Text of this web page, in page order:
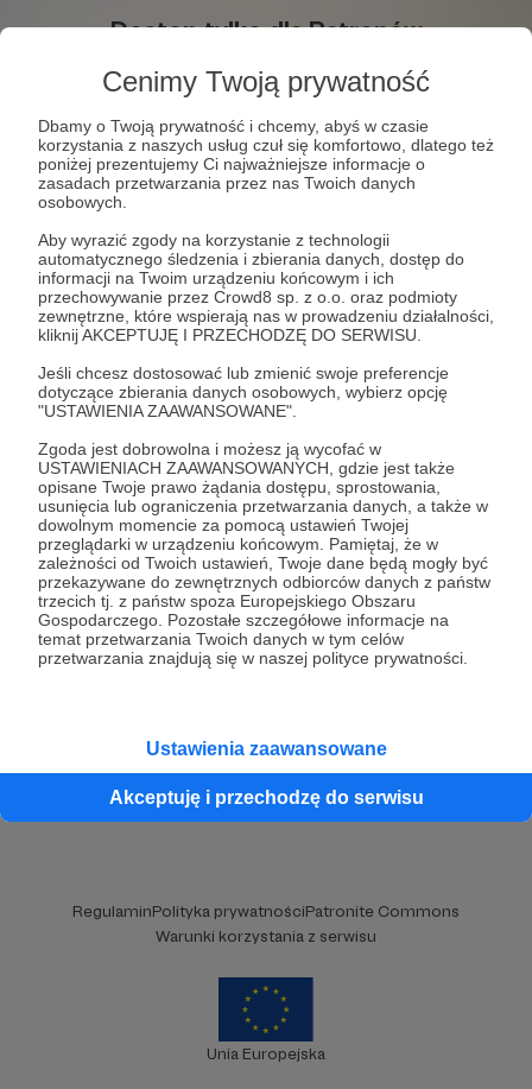
Cenimy Twoją prywatność
Dbamy o Twoją prywatność i chcemy, abyś w czasie
korzystania z naszych usług czuł się komfortowo, dlatego też
poniżej prezentujemy Ci najważniejsze informacje o
zasadach przetwarzania przez nas Twoich danych
osobowych.
Aby wyrazić zgody na korzystanie z technologii
automatycznego śledzenia i zbierania danych, dostęp do
informacji na Twoim urządzeniu końcowym i ich
przechowywanie przez Crowd8 sp. z o.o. oraz podmioty
zewnętrzne, które wspierają nas w prowadzeniu działalności,
kliknij AKCEPTUJĘ I PRZECHODZĘ DO SERWISU.
Jeśli chcesz dostosować lub zmienić swoje preferencje
dotyczące zbierania danych osobowych, wybierz opcję
"USTAWIENIA ZAAWANSOWANE".
Zgoda jest dobrowolna i możesz ją wycofać w
USTAWIENIACH ZAAWANSOWANYCH, gdzie jest także
opisane Twoje prawo żądania dostępu, sprostowania,
usunięcia lub ograniczenia przetwarzania danych, a także w
dowolnym momencie za pomocą ustawień Twojej
przeglądarki w urządzeniu końcowym. Pamiętaj, że w
zależności od Twoich ustawień, Twoje dane będą mogły być
przekazywane do zewnętrznych odbiorców danych z państw
trzecich tj. z państw spoza Europejskiego Obszaru
Gospodarczego. Pozostałe szczegółowe informacje na
temat przetwarzania Twoich danych w tym celów
przetwarzania znajdują się w naszej polityce prywatności.
Ustawienia zaawansowane
Akceptuję i przechodzę do serwisu
10wyświetleń
Komentarze
Wioletta Chadeja
2 lata temu
Piękne🥰
O Patronite
Dodatkowe produkty
RegulaminPolityka prywatnościPatronite Commons
Warunki korzystania z serwisu
Unia Europejska